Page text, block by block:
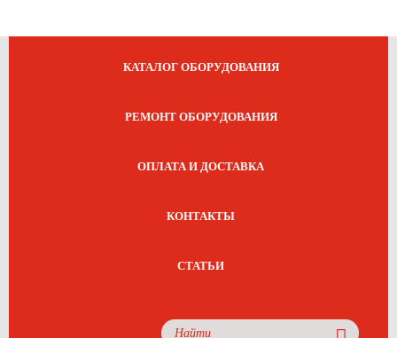
КАТАЛОГ ОБОРУДОВАНИЯ
РЕМОНТ ОБОРУДОВАНИЯ
ОПЛАТА И ДОСТАВКА
КОНТАКТЫ
СТАТЬИ